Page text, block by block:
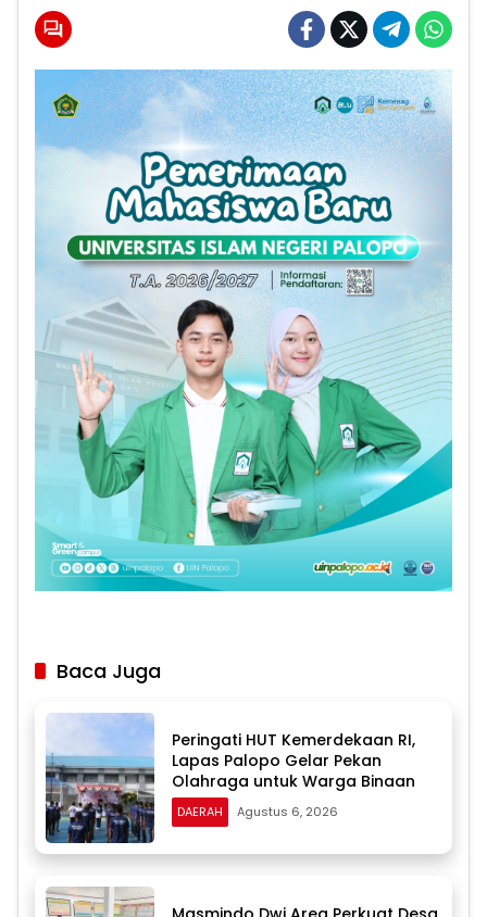
Baca Juga
Peringati HUT Kemerdekaan RI,
Lapas Palopo Gelar Pekan
Olahraga untuk Warga Binaan
DAERAH Agustus 6, 2026